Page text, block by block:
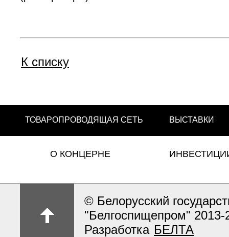
К списку
ТОВАРОПРОВОДЯЩАЯ СЕТЬ ВЫСТАВКИ
О КОНЦЕРНЕ
© Белорусский
"Белгоспищепром" 2013-
Разработка БЕЛТА